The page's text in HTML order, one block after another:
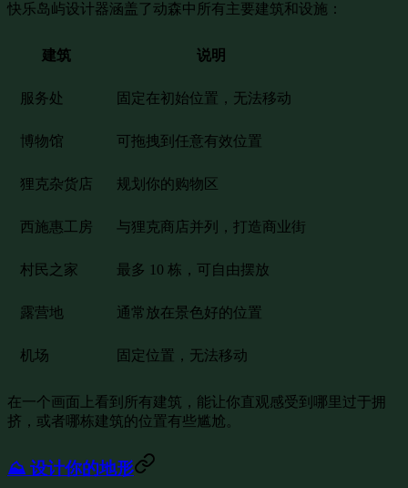
快乐岛屿设计器涵盖了动森中所有主要建筑和设施：
建筑 说明
服务处 固定在初始位置，无法移动
博物馆 可拖拽到任意有效位置
狸克杂货店 规划你的购物区
西施惠工房 与狸克商店并列，打造商业街
村民之家 最多 10 栋，可自由摆放
露营地 通常放在景色好的位置
机场 固定位置，无法移动
在一个画面上看到所有建筑，能让你直观感受到哪里过于拥
挤，或者哪栋建筑的位置有些尴尬。
⛰️ 设计你的地形